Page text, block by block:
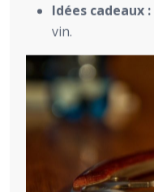
Idées cadeaux :
vin.